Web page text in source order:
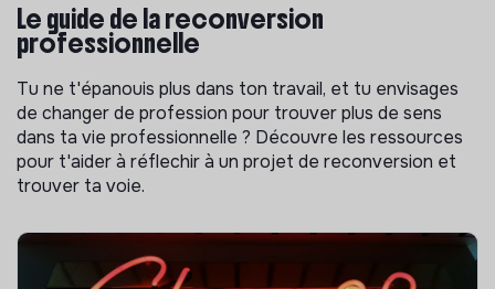
Le guide de la reconversion
professionnelle
Tu ne t'épanouis plus dans ton travail, et tu envisages
de changer de profession pour trouver plus de sens
dans ta vie professionnelle ? Découvre les ressources
pour t'aider à réflechir à un projet de reconversion et
trouver ta voie.